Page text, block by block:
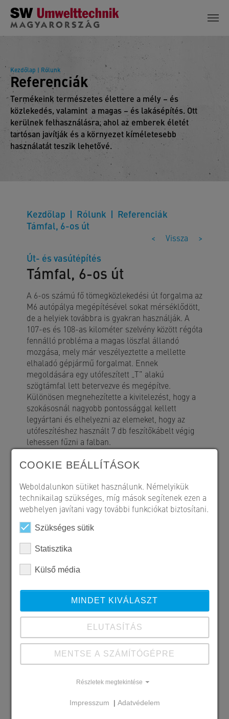
Skip to main content
Kezdőlap | Rólunk
Referenciák
Termékeink természetes élettere a mély – és
közlekedés, valamint a magas – és lakásépítés. Ott
kerülnek felhasználásra, ahol az emberek életét
tartósan javítják és a környezet kíméletesebb
használatát teszik lehetővé.
Kezdőlap Rólunk
Referenciák
Támfal, 6-os út
< Vissza >
Út- és vasútépítés
Támfal, 6-os út
A 6-os számú fő tömegközlekedési út forgalma az
M6 autópálya megépítésével sokat mérséklődött,
de a helyiek továbbra is gyakran használják. A
107-es és 108-as kilométer szelvény között régóta
fennálló probléma a magas löszfal állandó
mozgása, mely már veszélyeztette a mellette
elhaladó gépjármű forgalmat. Ennek
megoldására egy utófeszített „T” alakú
szögtámfal lett betervezve és megépítve.
Különösen megnehezítette a kivitelezést, hogy a
szokásosnál nagyobb pontossággal kellett
legyártani és elhelyezni az elemeket, hogy az
utófeszítéshez használt 7 db feszítőkábelt végig
lehessen fűzni a falban.
COOKIE BEÁLLÍTÁSOK
Weboldalunkon sütiket használunk. Némelyikük
technikailag szükséges, míg mások segítenek ezen a
webhelyen javítani vagy további funkciókat biztosítani.
Szükséges sütik
Statisztika
Külső média
MINDET KIVÁLASZT
ELUTASÍTÁS
MENTSE A SZÁMÍTÓGÉPRE
Részletek megtekintése
Impresszum | Adatvédelem